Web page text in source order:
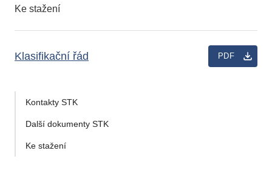
Ke stažení
Klasifikační řád PDF
Kontakty STK
Další dokumenty STK
Ke stažení